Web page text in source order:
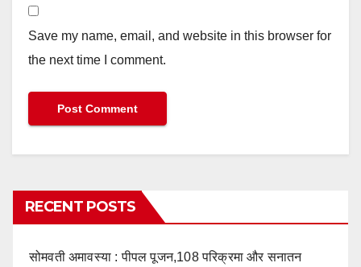
Save my name, email, and website in this browser for
the next time I comment.
RECENT POSTS
सोमवती अमावस्या : पीपल पूजन,108 परिक्रमा और सनातन